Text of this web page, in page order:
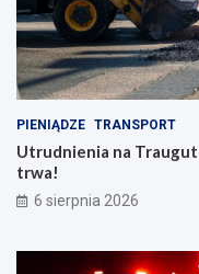
PIENIĄDZE TRANSPORT
Utrudnienia na
trwa!
6 sierpnia 2026